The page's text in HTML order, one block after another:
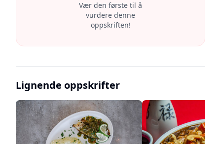
Vær den første til å
vurdere denne
oppskriften!
Lignende oppskrifter